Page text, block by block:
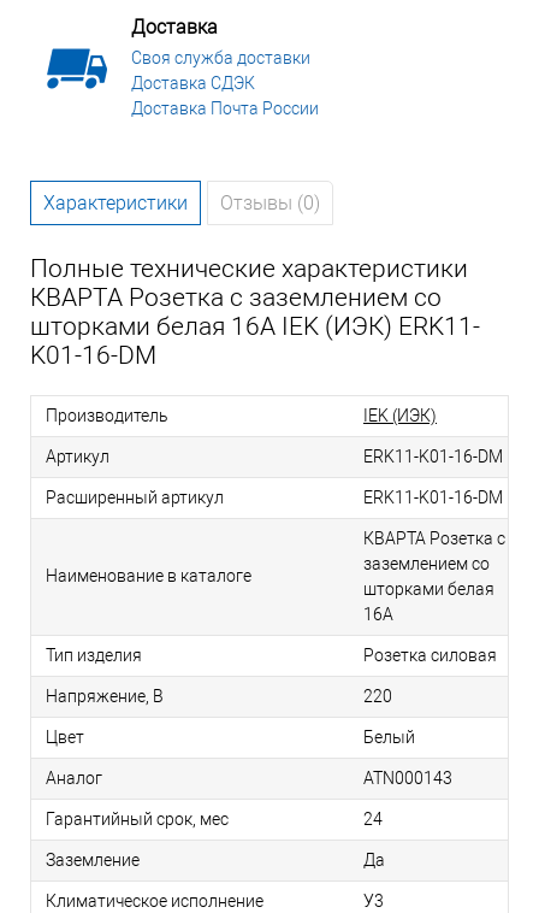
Доставка
Своя служба доставки
Доставка СДЭК
Доставка Почта России
Характеристики Отзывы (0)
Полные технические характеристики
КВАРТА Розетка с заземлением со
шторками белая 16А IEK (ИЭК) ERK11-
K01-16-DM
Производитель IEK (ИЭК)
Артикул ERK11-K01-16-DM
Расширенный артикул ERK11-K01-16-DM
Наименование в каталоге
КВАРТА Розетка с
заземлением со
шторками белая
16А
Тип изделия Розетка силовая
Напряжение, В 220
Цвет Белый
Аналог ATN000143
Гарантийный срок, мес 24
Заземление Да
Климатическое исполнение У3